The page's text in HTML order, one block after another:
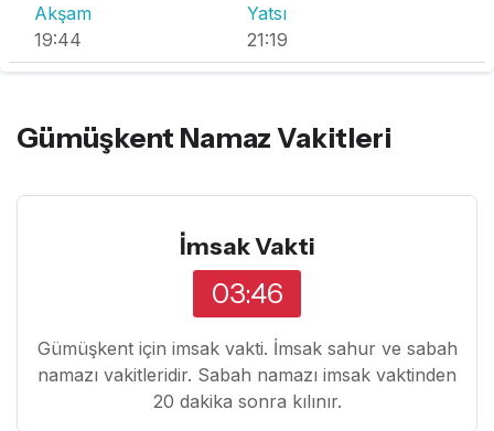
Akşam
19:44
Yatsı
21:19
Gümüşkent Namaz Vakitleri
İmsak Vakti
03:46
Gümüşkent için imsak vakti. İmsak sahur ve sabah
namazı vakitleridir. Sabah namazı imsak vaktinden
20 dakika sonra kılınır.